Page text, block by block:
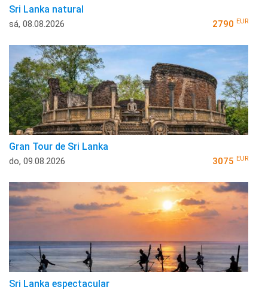
Sri Lanka natural
sá, 08.08.2026 2790 EUR
Gran Tour de Sri Lanka
do, 09.08.2026 3075 EUR
Sri Lanka espectacular